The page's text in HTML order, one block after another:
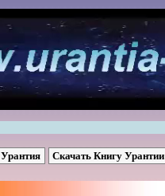
Урантия Скачать Книгу Урантии